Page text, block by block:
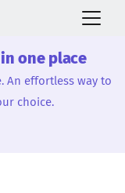
one place
An effortless way to
choice.